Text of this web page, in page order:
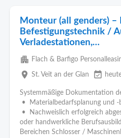
Monteur (all genders) –
Befestigungstechnik /
Verladestationen,...
apartment Flach & Barfigo
place St. Veit an der Glan event_available
Systemmäßige Dokumentation
• Materialbedarfsplanung und -
• Nachweislich erfolgreich
oder handwerkliche
Bereichen Schlosser /